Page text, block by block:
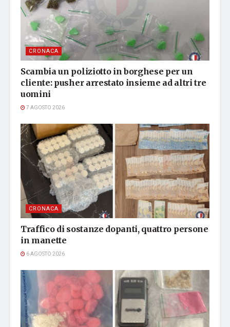
CRONACA
Scambia un poliziotto in borghese per un
cliente: pusher arrestato insieme ad altri tre
uomini
7 AGOSTO 2026
CRONACA
Traffico di sostanze dopanti, quattro persone
in manette
6 AGOSTO 2026